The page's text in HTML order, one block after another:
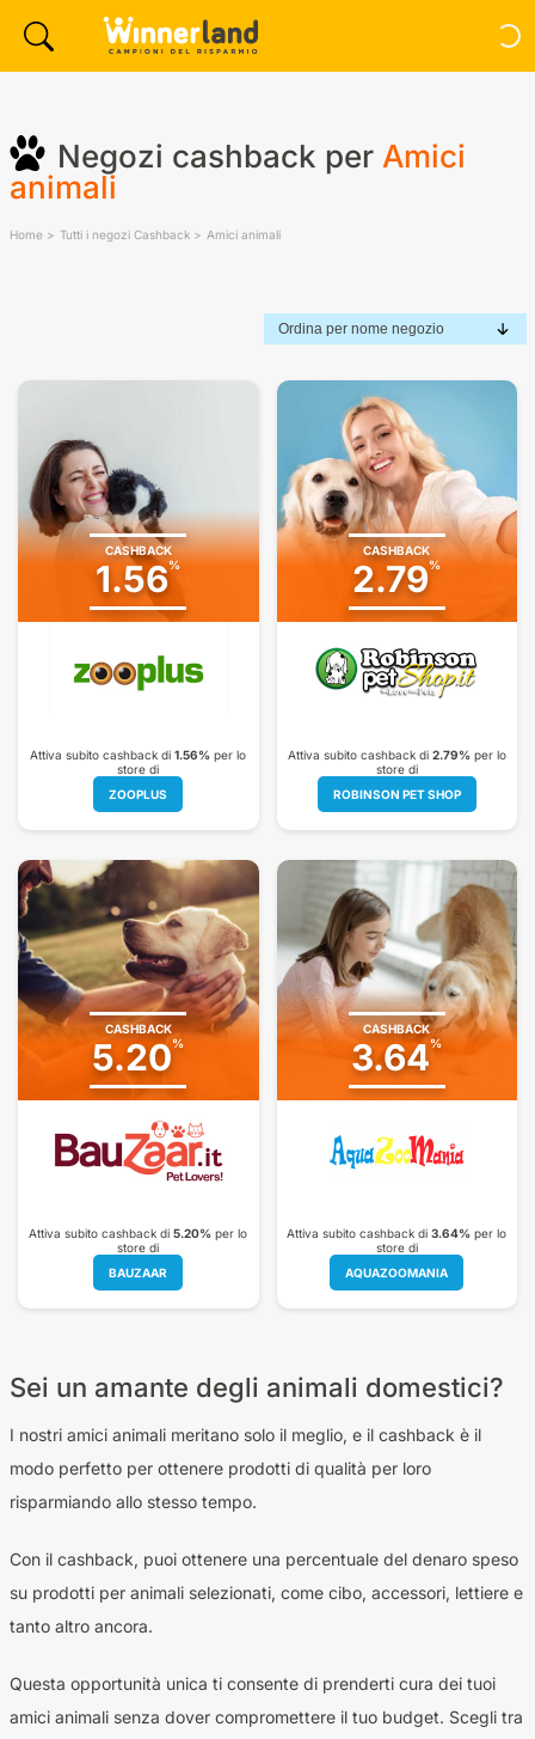
Negozi cashback per Amici
animali
Home Tutti i negozi Cashback Amici animali
CASHBACK
1.56%
Attiva subito cashback di1.56% per lo
store di
ZOOPLUS
CASHBACK
2.79%
Attiva subito cashback di 2.79%per lo
store di
ROBINSON PET SHOP
CASHBACK
5.20%
Attiva subito cashback di5.20% per lo
store di
BAUZAAR
CASHBACK
3.64%
Attiva subito cashback di3.64% per lo
store di
AQUAZOOMANIA
Sei un amante degli animali domestici?
I nostri amici animali meritano solo il meglio, e il cashback è il
modo perfetto per ottenere prodotti di qualità per loro
risparmiando allo stesso tempo.
Con il cashback, puoi ottenere una percentuale del denaro speso
su prodotti per animali selezionati, come cibo, accessori, lettiere e
tanto altro ancora.
Questa opportunità unica ti consente di prenderti cura dei tuoi
amici animali senza dover compromettere il tuo budget. Scegli tra